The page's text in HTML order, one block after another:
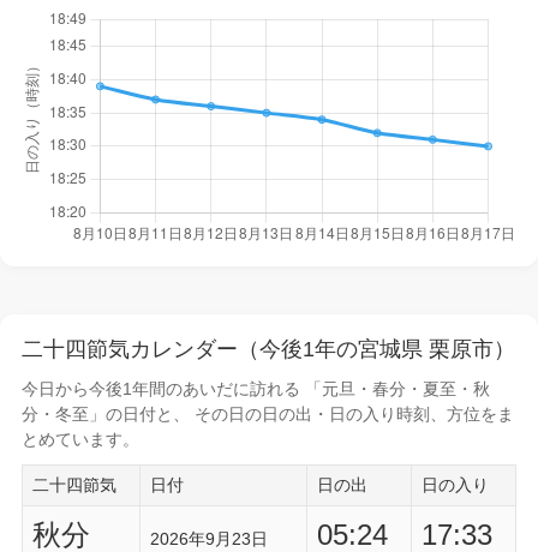
二十四節気カレンダー（今後1年の宮城県 栗原市）
今日から今後1年間のあいだに訪れる 「元旦・春分・夏至・秋
分・冬至」の日付と、 その日の日の出・日の入り時刻
、方位をま
とめています。
二十四節気 日付 日の出 日の入り
秋分 2026年9月23日 05:24
17:33